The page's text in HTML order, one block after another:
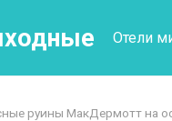
Отели
руины МакДермотт на